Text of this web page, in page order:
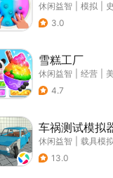
休闲益智 模拟
3.0
雪糕工厂
休闲益智 经营
4.7
车祸测试模拟
休闲益智 载具模
13.0